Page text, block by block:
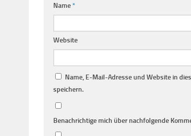
Name*
Website
Name, E-Mail-Adresse und Website in
speichern.
Benachrichtige mich über nachfolgende